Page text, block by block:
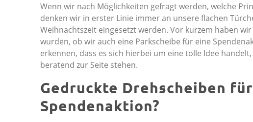
Wenn wir nach Möglichkeiten gefragt werden, welche
denken wir in erster Linie immer an unsere flachen
Weihnachtszeit eingesetzt werden. Vor kurzem haben
wurden, ob wir auch eine Parkscheibe für eine
erkennen, dass es sich hierbei um eine tolle Idee
beratend zur Seite stehen.
Gedruckte Drehscheiben
Spendenaktion?